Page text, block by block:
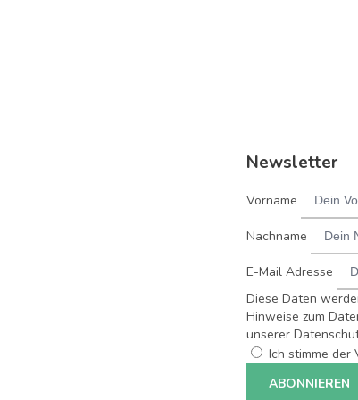
Newsletter
Vorname
Nachname
E-Mail Adresse
Diese Daten
Hinweise zum
unserer
Ich stimme der